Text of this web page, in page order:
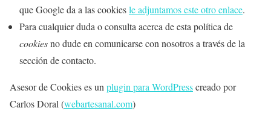
que Google da a las cookiesle adjuntamos este otro enlace.
Para cualquier duda o consulta acerca de esta política de
cookiesno dude en comunicarse con nosotros a través de la
sección de contacto.
Asesor de Cookies es unplugin para WordPresscreado por
Carlos Doral (webartesanal.com)